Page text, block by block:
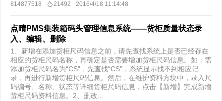
814877518 21492 2016/4/18 11:14:48
点晴PMS集装箱码头管理信息系统——货柜质量状态录
入、编辑、删除
1、新增在添加货柜尺码信息之前，请先查找系统上是否已经存在
相应的货柜尺码名称，再确定是否需要增加货柜尺码信息。如：需
添加货柜尺码名为“CS”，先查找“CS”，系统显示找不到相应记
录，再进行新增货柜尺码信息。然后，在维护资料方块中，录入尺
码编号、名称、状态等详细货柜尺码信息，点击【新增】完成新增
货柜尺码资料信息。2、删改...